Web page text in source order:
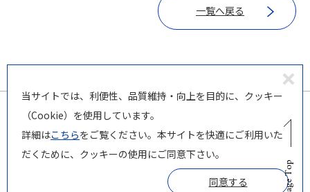
一覧へ戻る
当サイトでは、利便性、品質維持・向上を目的に、クッキー
（Cookie）を使用しています。
詳細はこちらをご覧ください。本サイトを快適にご利用いた
だくために、クッキーの使用にご同意下さい。
同意する
意
し
な
い
Page Top
© PILOT Corporation